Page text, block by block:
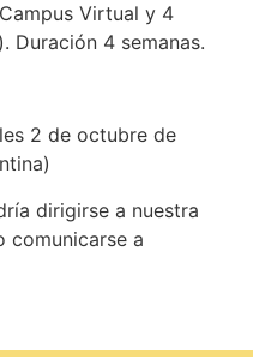
Virtual y 4
Duración 4 semanas.
2 de octubre de
dirigirse a nuestra
comunicarse a